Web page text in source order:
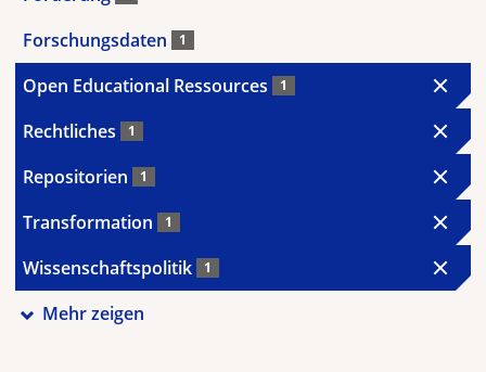
Forschungsdaten 1
Open Educational Ressources 1
Rechtliches 1
Repositorien 1
Transformation 1
Wissenschaftspolitik 1
Mehr zeigen